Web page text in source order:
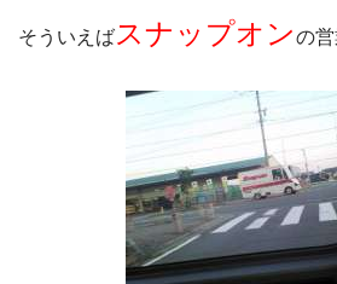
そういえば スナップオンの